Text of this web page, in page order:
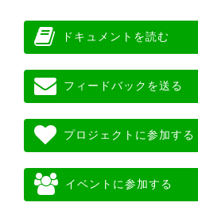
ドキュメントを読む
フィードバックを送る
プロジェクトに参加する
イベントに参加する